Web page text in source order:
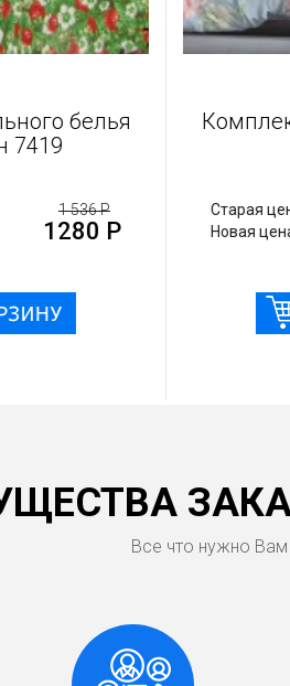
белья
7419
1280 Р
Все что нужно Вам